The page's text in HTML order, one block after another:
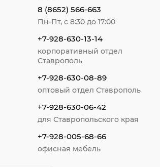
8 (8652) 566-663
Пн-Пт, с 8:30 до 17:00
+7-928-630-13-14
корпоративный отдел
Ставрополь
+7-928-630-08-89
оптовый отдел Ставрополь
+7-928-630-06-42
для Ставропольского края
+7-928-005-68-66
офисная мебель